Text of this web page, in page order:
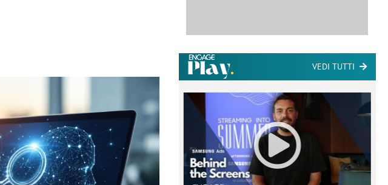
VEDI TUTTI